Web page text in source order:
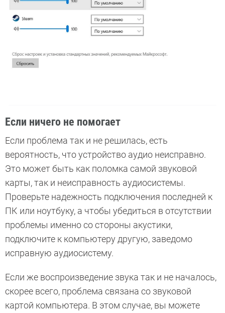
Если ничего не помогает
Если проблема так и не решилась, есть
вероятность, что устройство аудио неисправно.
Это может быть как поломка самой звуковой
карты, так и неисправность аудиосистемы.
Проверьте надежность подключения последней к
ПК или ноутбуку, а чтобы убедиться в отсутствии
проблемы именно со стороны акустики,
подключите к компьютеру другую, заведомо
исправную аудиосистему.
Если же воспроизведение звука так и не началось,
скорее всего, проблема связана со звуковой
картой компьютера. В этом случае, вы можете